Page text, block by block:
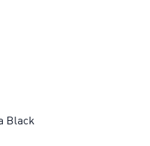
PUMA Vikky Stacked
Black